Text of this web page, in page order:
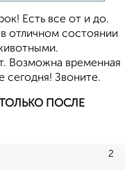
Есть все от и до.
отличном состоянии
Возможна временная
сегодня! Звоните.
ПОСЛЕ
2